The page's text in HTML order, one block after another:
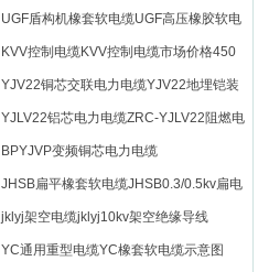
UGF盾构机橡套软电缆UGF高压橡胶软电
缆
KVV控制电缆KVV控制电缆市场价格450
YJV22铜芯交联电力电缆YJV22地埋铠装
电源电缆
YJLV22铝芯电力电缆ZRC-YJLV22阻燃电
力电缆
BPYJVP变频铜芯电力电缆
JHSB扁平橡套软电缆JHSB0.3/0.5kv扁电
缆
jklyj架空电缆jklyj10kv架空绝缘导线
YC通用重型电缆YC橡套软电缆示意图